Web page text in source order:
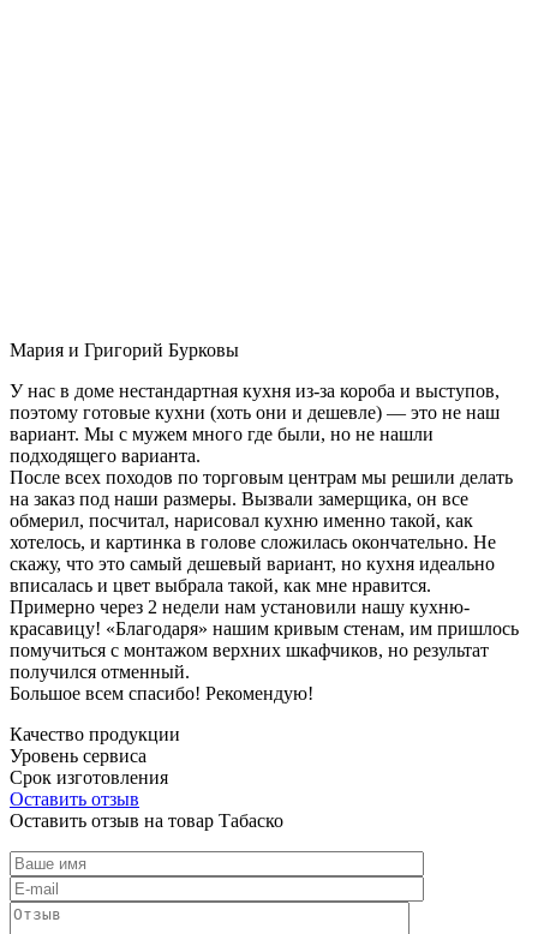
Мария и Григорий Бурковы
У нас в доме нестандартная кухня из-за короба и выступов,
поэтому готовые кухни (хоть они и дешевле) — это не наш
вариант. Мы с мужем много где были, но не нашли
подходящего варианта.
После всех походов по торговым центрам мы решили делать
на заказ под наши размеры. Вызвали замерщика, он все
обмерил, посчитал, нарисовал кухню именно такой, как
хотелось, и картинка в голове сложилась окончательно. Не
скажу, что это самый дешевый вариант, но кухня идеально
вписалась и цвет выбрала такой, как мне нравится.
Примерно через 2 недели нам установили нашу кухню-
красавицу! «Благодаря» нашим кривым стенам, им пришлось
помучиться с монтажом верхних шкафчиков, но результат
получился отменный.
Большое всем спасибо! Рекомендую!
Качество продукции
Уровень сервиса
Срок изготовления
Оставить отзыв
Оставить отзыв на товар Табаско